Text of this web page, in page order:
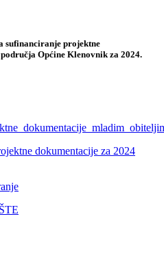
sufinanciranje projektne
Općine Klenovnik za 2024.
dokumentacije za 2024